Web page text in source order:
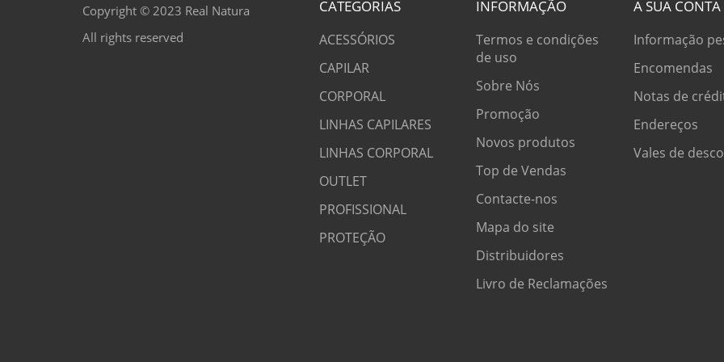
Copyright © 2023 Real Natura
All rights reserved
CATEGORIAS
ACESSÓRIOS
CAPILAR
CORPORAL
LINHAS CAPILARES
LINHAS CORPORAL
OUTLET
PROFISSIONAL
PROTEÇÃO
INFORMAÇÃO
Termos e condições
de uso
Sobre Nós
Promoção
Novos produtos
Top de Vendas
Contacte-nos
Mapa do site
Distribuidores
Livro de Reclamações
A SUA CONTA
Informação
Encomendas
Notas de
Endereços
Vales de